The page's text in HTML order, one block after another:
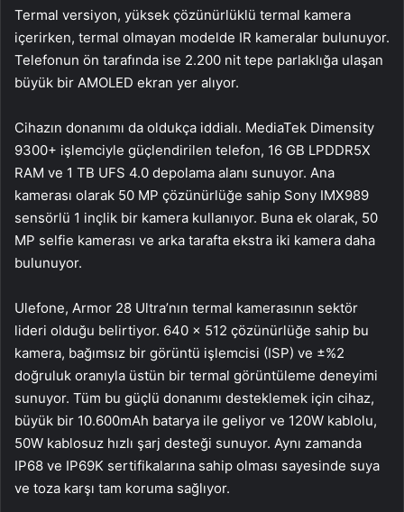
Termal versiyon, yüksek çözünürlüklü termal kamera
içerirken, termal olmayan modelde IR kameralar bulunuyor.
Telefonun ön tarafında ise 2.200 nit tepe parlaklığa ulaşan
büyük bir AMOLED ekran yer alıyor.
Cihazın donanımı da oldukça iddialı. MediaTek Dimensity
9300+ işlemciyle güçlendirilen telefon, 16 GB LPDDR5X
RAM ve 1 TB UFS 4.0 depolama alanı sunuyor. Ana
kamerası olarak 50 MP çözünürlüğe sahip Sony IMX989
sensörlü 1 inçlik bir kamera kullanıyor. Buna ek olarak, 50
MP selfie kamerası ve arka tarafta ekstra iki kamera daha
bulunuyor.
Ulefone, Armor 28 Ultra’nın termal kamerasının sektör
lideri olduğu belirtiyor. 640 x 512 çözünürlüğe sahip bu
kamera, bağımsız bir görüntü işlemcisi (ISP) ve ±%2
doğruluk oranıyla üstün bir termal görüntüleme deneyimi
sunuyor. Tüm bu güçlü donanımı desteklemek için cihaz,
büyük bir 10.600mAh batarya ile geliyor ve 120W kablolu,
50W kablosuz hızlı şarj desteği sunuyor. Aynı zamanda
IP68 ve IP69K sertifikalarına sahip olması sayesinde suya
ve toza karşı tam koruma sağlıyor.